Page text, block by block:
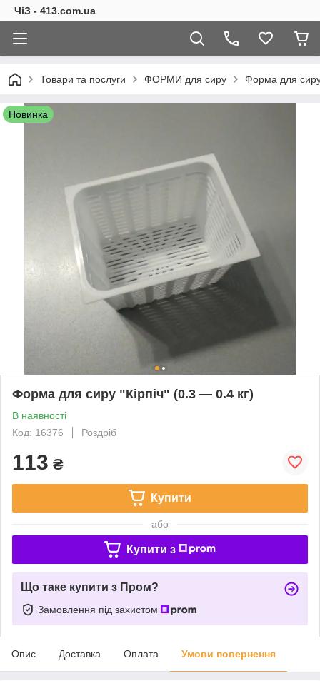
ЧіЗ - 413.com.ua
Товари та послуги ФОРМИ для сиру Форма для
Новинка
Форма для сиру "Кірпіч" (0.3 — 0.4 кг)
В наявності
Код: 16376
Роздріб
113 ₴
Купити
або
Купити з
Що таке купити з Пром?
Замовлення під захистом
Опис Доставка Оплата Умови повернення